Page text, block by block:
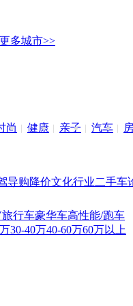
更多城市>>
尚 健康 亲子 汽车
导购降价文化行业二手车
旅行车豪华车高性能/跑车
30-40万40-60万60万以上